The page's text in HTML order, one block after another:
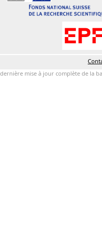
dernière mise à jour complète de la